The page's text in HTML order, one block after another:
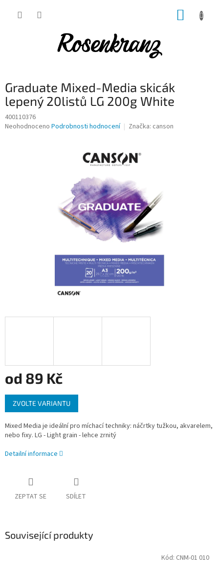
Graduate Mixed-Media skicák
lepený 20listů LG 200g White
400110376
Průměrné
Neohodnoceno Podrobnosti hodnocení Značka: canson
od 89 Kč
Měrná
cena:
ZVOLTE VARIANTU
Mixed Media je ideální pro míchací techniky: náčrtky tužkou, akvarelem,
nebo fixy. LG - Light grain - lehce zrnitý
Detailní informace
ZEPTAT SE SDÍLET
Související produkty
Kód: CNM-01 010